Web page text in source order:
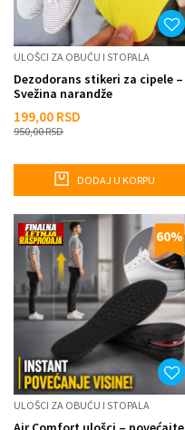
ULOŠCI ZA OBUĆU I STOPALA
Dezodorans stikeri za cipele –
Svežina narandže
199,00 RSD
950,00RSD
DODAJ U KORPU
60%
ULOŠCI ZA OBUĆU I STOPALA